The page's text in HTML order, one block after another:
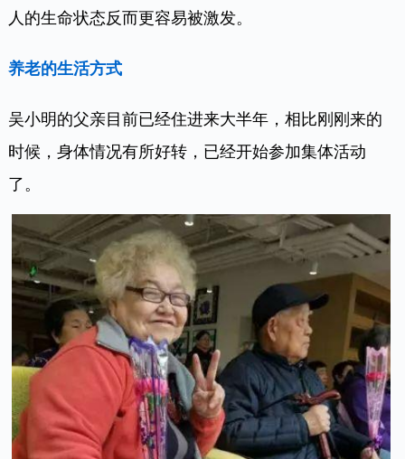
人的生命状态反而更容易被激发。
养老的生活方式
吴小明的父亲目前已经住进来大半年，相比刚刚来的
时候，身体情况有所好转，已经开始参加集体活动
了。